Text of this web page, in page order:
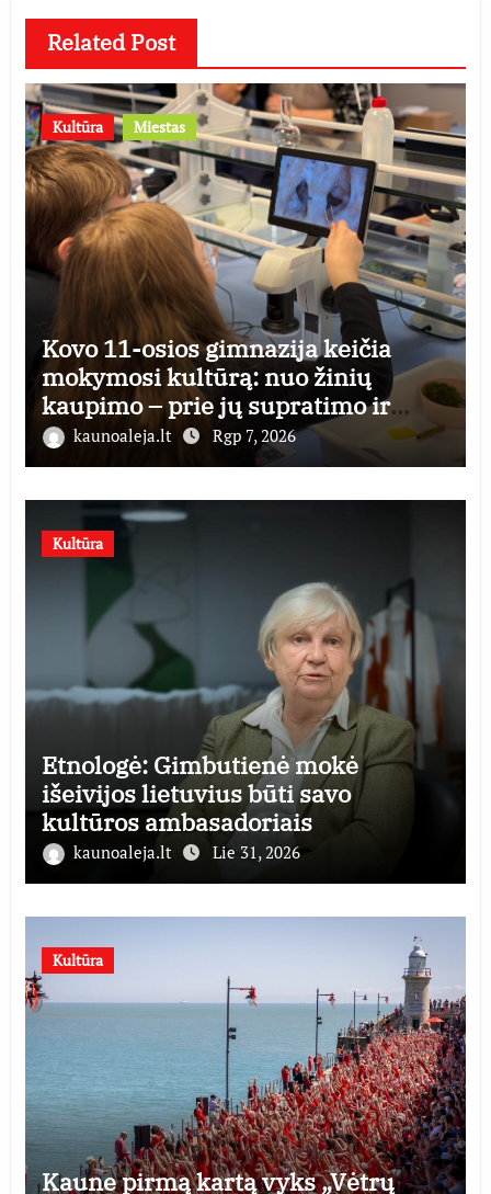
Related Post
Kultūra Miestas
Kovo 11-osios gimnazija keičia
mokymosi kultūrą: nuo žinių
kaupimo – prie jų supratimo ir
taikymo
kaunoaleja.lt Rgp 7, 2026
Kultūra
Etnologė: Gimbutienė mokė
išeivijos lietuvius būti savo
kultūros ambasadoriais
kaunoaleja.lt Lie 31, 2026
Kultūra
Kaune pirmą kartą vyks „Vėtrų